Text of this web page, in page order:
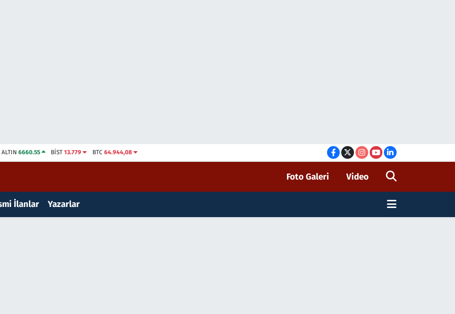
ALTIN 6660.55 BİST13.779 BTC 64.944,08
Foto Galeri Video
İlanlar Yazarlar